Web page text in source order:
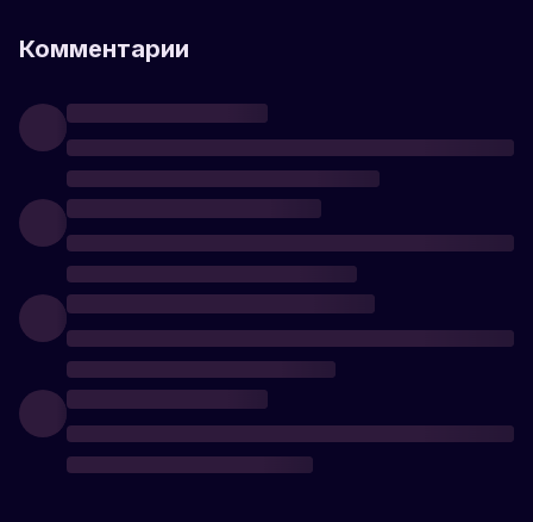
Комментарии